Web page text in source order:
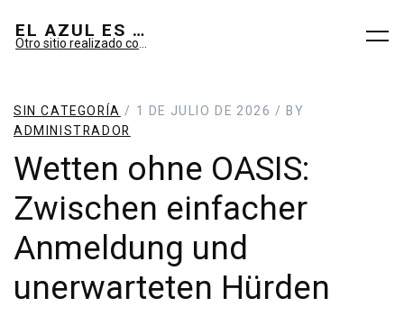
EL AZUL ES SUEÑO; EL VERDE ES IMAGINARIO
SIN CATEGORÍA / 1 DE JULIO DE 2026 / BY
ADMINISTRADOR
Wetten ohne OASIS:
Zwischen einfacher
Anmeldung und
unerwarteten Hürden